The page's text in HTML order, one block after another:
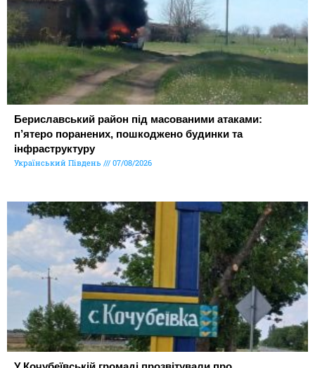
Бериславський район під масованими атаками:
п’ятеро поранених, пошкоджено будинки та
інфраструктуру
Український Південь 07/08/2026